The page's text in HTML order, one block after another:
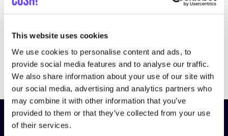
This website uses cookies
We use cookies to personalise content and ads, to
provide social media features and to analyse our traffic.
We also share information about your use of our site with
our social media, advertising and analytics partners who
may combine it with other information that you’ve
provided to them or that they’ve collected from your use
of their services.
21 November 2022
Gibt es über­haupt“nach­hal­ti­ges” Leder?
Greenwashing Produktion Accessoires
Abonniere unseren Newsletter